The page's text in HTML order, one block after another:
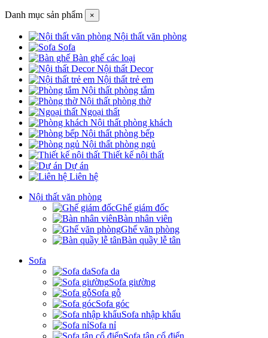
Danh mục sản phẩm ×
Nội thất văn phòng
Sofa
Bàn ghế các loại
Nội thất Decor
Nội thất trẻ em
Nội thất phòng tắm
Nội thất phòng thờ
Ngoại thất
Nội thất phòng khách
Nội thất phòng bếp
Nội thất phòng ngủ
Thiết kế nội thất
Dự án
Liên hệ
Nội thất văn phòng
Ghế giám đốc
Bàn nhân viên
Ghế văn phòng
Bàn quầy lễ tân
Sofa
Sofa da
Sofa giường
Sofa gỗ
Sofa góc
Sofa nhập khẩu
Sofa nỉ